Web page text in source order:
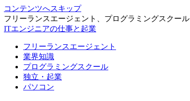
コンテンツへスキップ
フリーランスエージェント、プログラミングスクール
ITエンジニアの仕事と起業
フリーランスエージェント
業界知識
プログラミングスクール
独立・起業
パソコン